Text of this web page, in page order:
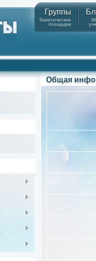
Группы
Тематические
площадки
Общая